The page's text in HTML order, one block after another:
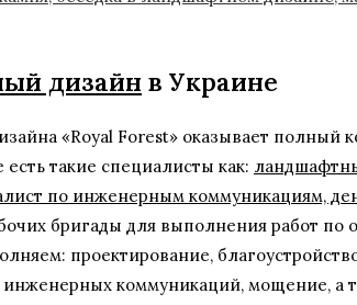
дизайн в Украине
«Royal Forest» оказывает полный
такие специалисты как:
по инженерным коммуникациям,
бригады для выполнения работ по
проектирование,
инженерных коммуникаций, мощение, а